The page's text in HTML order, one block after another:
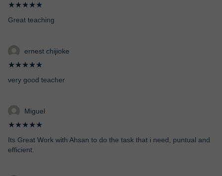
★★★★★
Great teaching
ernest chijioke
★★★★★
very good teacher
Miguel
★★★★★
Its Great Work with Ahsan to do the task that i need, puntual and
efficient.